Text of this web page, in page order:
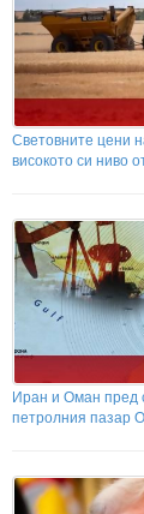
Световните цени
високото си ниво
Иран и Оман пред
петролния пазар